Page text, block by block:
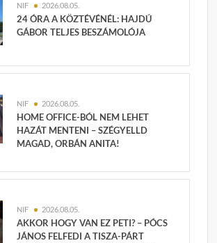
NIF 2026.08.05.
24 ÓRA A KÖZTÉVÉNÉL: HAJDÚ
GÁBOR TELJES BESZÁMOLÓJA
NIF 2026.08.05.
HOME OFFICE-BÓL NEM LEHET
HAZÁT MENTENI – SZÉGYELLD
MAGAD, ORBÁN ANITA!
NIF 2026.08.05.
AKKOR HOGY VAN EZ PETI? – PÓCS
JÁNOS FELFEDI A TISZA-PÁRT